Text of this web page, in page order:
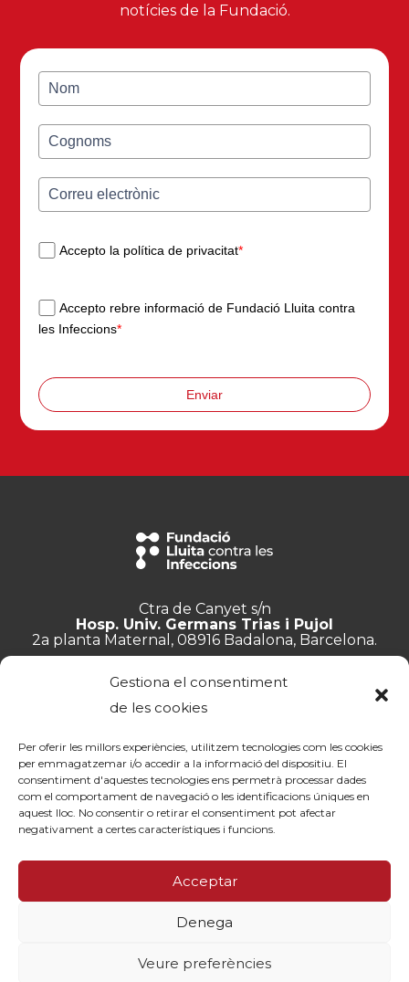
Gestiona el consentiment
de les cookies
Per oferir les millors experiències, utilitzem tecnologies com les cookies
per emmagatzemar i/o accedir a la informació del dispositiu. El
consentiment d'aquestes tecnologies ens permetrà processar dades
com el comportament de navegació o les identificacions úniques en
aquest lloc. No consentir o retirar el consentiment pot afectar
negativament a certes característiques i funcions.
Acceptar
Denega
Veure preferències
notícies de la Fundació.
Accepto la política de privacitat*
Accepto rebre informació de Fundació Lluita contra
les Infeccions*
Enviar
Ctra de Canyet s/n
Hosp. Univ. Germans Trias i Pujol
2a planta Maternal, 08916 Badalona, Barcelona.
info@lluita.org
Treballa amb nosaltres
Transparència
Canal de denúncies
Contacte
privacitat· Política de cookies